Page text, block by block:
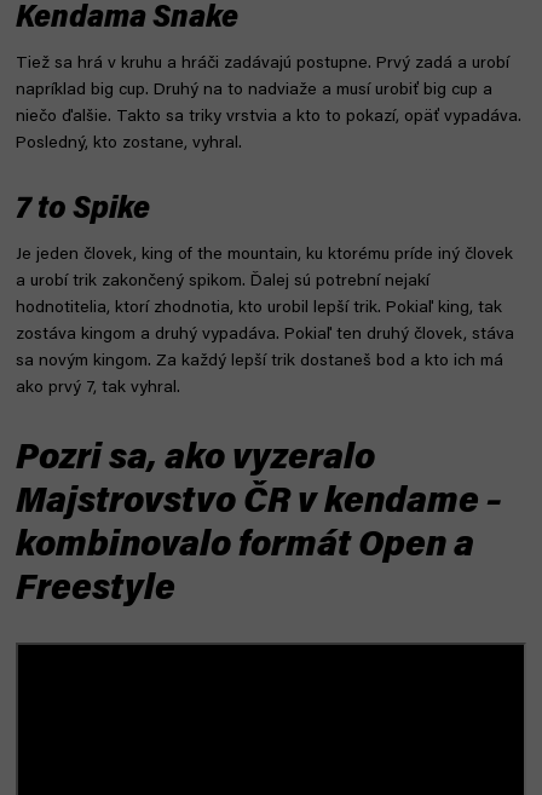
Kendama Snake
Tiež sa hrá v kruhu a hráči zadávajú postupne. Prvý zadá a urobí
napríklad big cup. Druhý na to nadviaže a musí urobiť big cup a
niečo ďalšie. Takto sa triky vrstvia a kto to pokazí, opäť vypadáva.
Posledný, kto zostane, vyhral.
7 to Spike
Je jeden človek, king of the mountain, ku ktorému príde iný človek
a urobí trik zakončený spikom. Ďalej sú potrební nejakí
hodnotitelia, ktorí zhodnotia, kto urobil lepší trik. Pokiaľ king, tak
zostáva kingom a druhý vypadáva. Pokiaľ ten druhý človek, stáva
sa novým kingom. Za každý lepší trik dostaneš bod a kto ich má
ako prvý 7, tak vyhral.
Pozri sa, ako vyzeralo
Majstrovstvo ČR v kendame –
kombinovalo formát Open a
Freestyle